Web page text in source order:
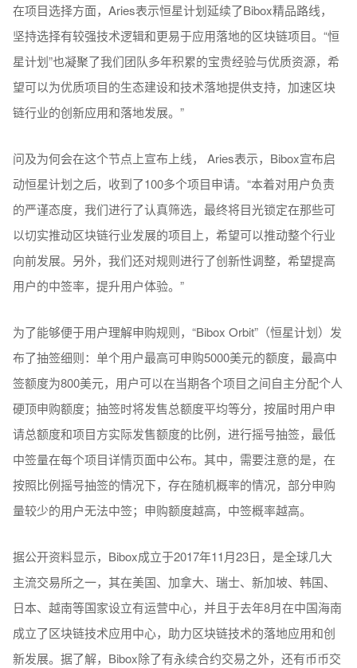
在项目选择方面，Aries表示恒星计划延续了Bibox精品路线，
坚持选择有较强技术逻辑和更易于应用落地的区块链项目。“恒
星计划”也凝聚了我们团队多年积累的宝贵经验与优质资源，希
望可以为优质项目的生态建设和技术落地提供支持，加速区块
链行业的创新应用和落地发展。”
问及为何会在这个节点上宣布上线， Aries表示，Bibox宣布启
动恒星计划之后，收到了100多个项目申请。“本着对用户负责
的严谨态度，我们进行了认真筛选，最终将目光锁定在那些可
以切实推动区块链行业发展的项目上，希望可以推动整个行业
向前发展。另外，我们还对规则进行了创新性调整，希望提高
用户的中签率，提升用户体验。”
为了能够便于用户理解申购规则，“Bibox Orbit”（恒星计划）发
布了抽签细则：单个用户最高可申购5000美元的额度，最高中
签额度为800美元，用户可以在当期各个项目之间自主分配个人
硬顶申购额度；抽签时将发售总额度平均等分，按届时用户申
请总额度和项目方实际发售额度的比例，进行摇号抽签，最低
中签量在每个项目详情页面中公布。其中，需要注意的是，在
按照比例摇号抽签的情况下，存在随机概率的情况，部分申购
量较少的用户无法中签；申购额度越高，中签概率越高。
据公开资料显示，Bibox成立于2017年11月23日，是全球几大
主流交易所之一，其在美国、加拿大、瑞士、新加坡、韩国、
日本、越南等国家设立有运营中心，并且于去年8月在中国海南
成立了区块链技术应用中心，助力区块链技术的落地应用和创
新发展。据了解，Bibox除了有永续合约交易之外，还有币币交